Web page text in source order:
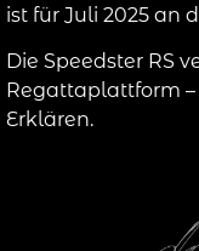
ist für Juli 2025 an
Die Speedster RS
Regattaplattform
Erklären.